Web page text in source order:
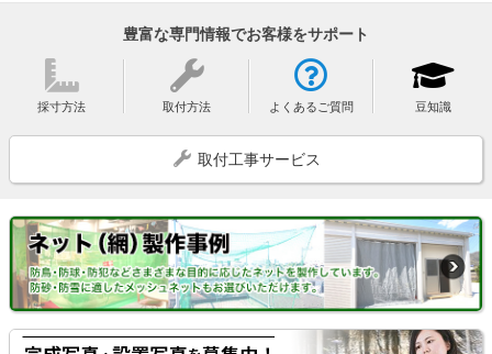
豊富な専門情報でお客様をサポート
採寸方法 取付方法 よくあるご質問 豆知識
取付工事サービス